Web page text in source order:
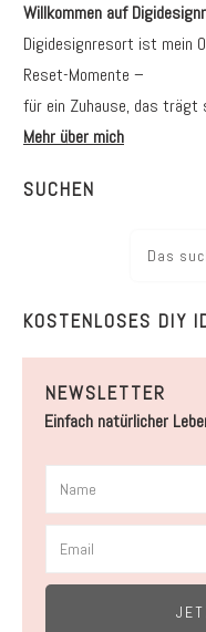
Willkommen auf
Digidesignresort ist mein
Reset-Momente –
für ein Zuhause, das
Mehr über mich
SUCHEN
KOSTENLOSES DIY
NEWSLETTER
Einfach natürlicher